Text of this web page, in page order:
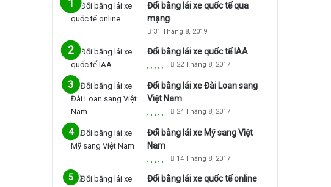
Đổi bằng lái xe quốc tế qua
mạng
31 Tháng 8, 2019
Đổi bằng lái xe quốc tế IAA
22 Tháng 8, 2017
Đổi bằng lái xe Đài Loan sang
Việt Nam
24 Tháng 8, 2017
Đổi bằng lái xe Mỹ sang Việt
Nam
14 Tháng 8, 2017
Đổi bằng lái xe quốc tế online